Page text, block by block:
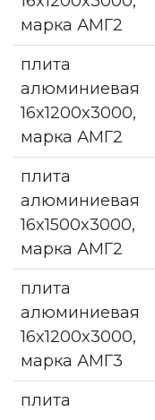
марка АМГ2
плита
алюминиевая
16x1200x3000,
марка АМГ2
плита
алюминиевая
16x1500x3000,
марка АМГ2
плита
алюминиевая
16x1200x3000,
марка АМГ3
плита